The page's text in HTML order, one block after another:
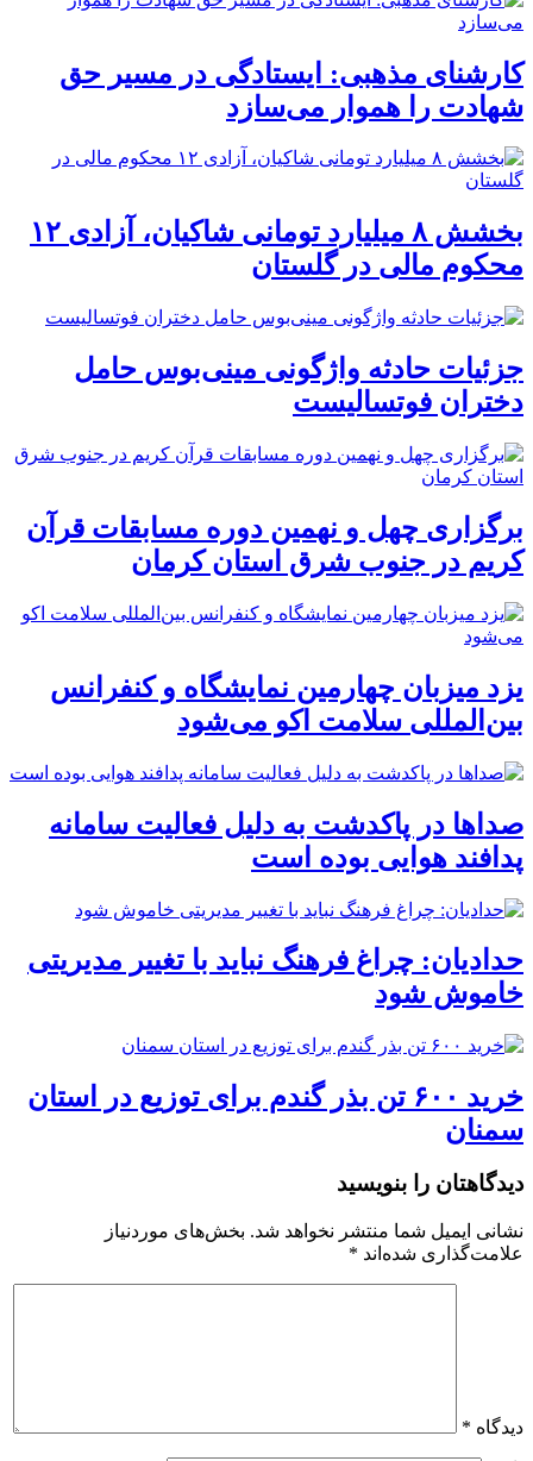
کارشنای مذهبی: ایستادگی در مسیر حق
شهادت را هموار می‌سازد
بخشش ۸ میلیارد تومانی شاکیان، آزادی ۱۲
محکوم مالی در گلستان
جزئیات حادثه واژگونی مینی‌بوس حامل
دختران فوتسالیست
برگزاری چهل و نهمین دوره مسابقات قرآن
کریم در جنوب شرق استان کرمان
یزد میزبان چهارمین نمایشگاه و کنفرانس
بین‌المللی سلامت اکو می‌شود
صداها در پاکدشت به دلیل فعالیت سامانه
پدافند هوایی بوده است
حدادیان: چراغ فرهنگ نباید با تغییر مدیریتی
خاموش شود
خرید ۶۰۰ تن بذر گندم برای توزیع در استان
سمنان
دیدگاهتان را بنویسید
نشانی ایمیل شما منتشر نخواهد شد. بخش‌های موردنیاز
علامت‌گذاری شده‌اند *
دیدگاه *